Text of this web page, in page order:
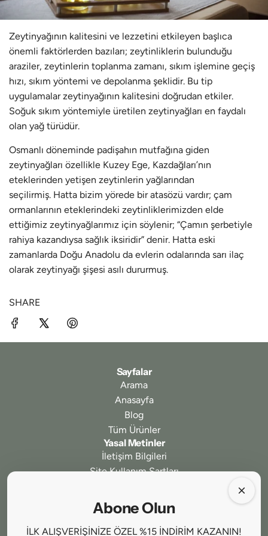
Zeytinyağının kalitesini ve lezzetini etkileyen başlıca
önemli faktörlerden bazıları; zeytinliklerin bulunduğu
araziler, zeytinlerin toplanma zamanı, sıkım işlemine geçiş
hızı, sıkım yöntemi ve depolanma şeklidir. Bu tip
uygulamalar zeytinyağının kalitesini doğrudan etkiler.
Soğuk sıkım yöntemiyle üretilen zeytinyağları en faydalı
olan yağ türüdür.
Osmanlı döneminde padişahın mutfağına giden
zeytinyağları özellikle Kuzey Ege, Kazdağları’nın
eteklerinden yetişen zeytinlerin yağlarından
seçilirmiş. Hatta bizim yörede bir atasözü vardır; çam
ormanlarının eteklerindeki zeytinliklerimizden elde
ettiğimiz zeytinyağlarımız için söylenir; “Çamın şerbetiyle
rahiya kazandıysa sağlık iksiridir” denir. Hatta eski
zamanlarda Doğu Anadolu da evlerin odalarında sarı ilaç
olarak zeytinyağı şişesi asılı dururmuş.
SHARE
Sayfalar
Arama
Anasayfa
Blog
Tüm Ürünler
Yasal Metinler
İletişim Bilgileri
Site Kullanım Şartları
İptal ve İade Koşulları
Ödeme ve Teslimat
Mesafeli Satış Sözleşmesi
Abone Olun
İLK ALIŞVERİŞİNİZE ÖZEL %15 İNDİRİM KAZANIN!